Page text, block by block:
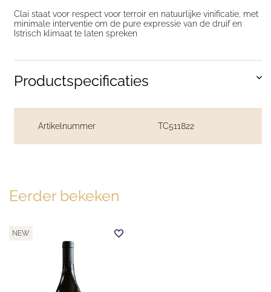
Clai staat voor respect voor terroir en natuurlijke vinificatie, met
minimale interventie om de pure expressie van de druif en
Istrisch klimaat te laten spreken
Productspecificaties
Artikelnummer TC511822
Eerder bekeken
NEW